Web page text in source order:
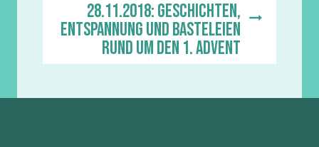
28.11.2018: Geschichten,
Entspannung und Basteleien
rund um den 1. Advent